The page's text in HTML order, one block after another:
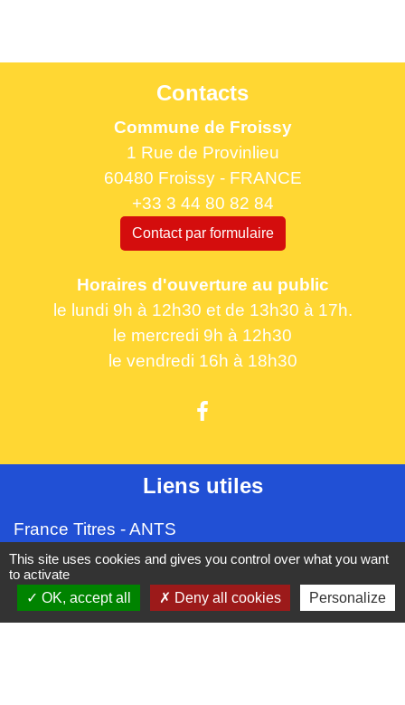
Contacts
Commune de Froissy
1 Rue de Provinlieu
60480 Froissy - FRANCE
+33 3 44 80 82 84
Contact par formulaire
Horaires d'ouverture au public
le lundi 9h à 12h30 et de 13h30 à 17h.
le mercredi 9h à 12h30
le vendredi 16h à 18h30
Liens utiles
France Titres - ANTS
Oise mobilité
France Identité
Service Public
This site uses cookies and gives you control over what you want
to activate
OK, accept all
Deny all cookies Personalize